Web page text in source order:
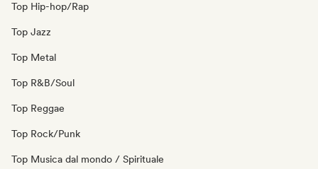
Top Hip-hop/Rap
Top Jazz
Top Metal
Top R&B/Soul
Top Reggae
Top Rock/Punk
Top Musica dal mondo / Spirituale